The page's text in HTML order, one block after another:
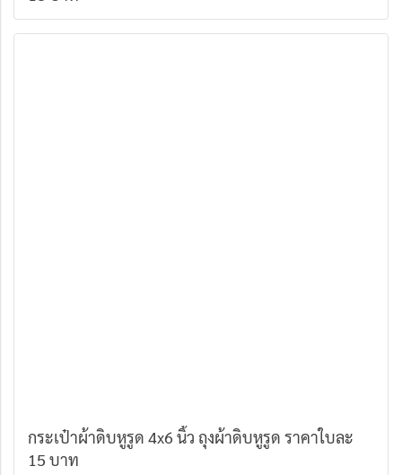
กระเป๋าผ้าดิบหูรูด 4x6 นิ้ว ถุงผ้าดิบหูรูด ราคาใบละ
15 บาท